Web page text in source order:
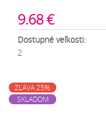
9.68 €
Dostupné veľkosti:
2
ZĽAVA 25%
SKLADOM